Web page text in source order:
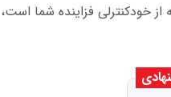
خودکنترلی فزاینده شما است،